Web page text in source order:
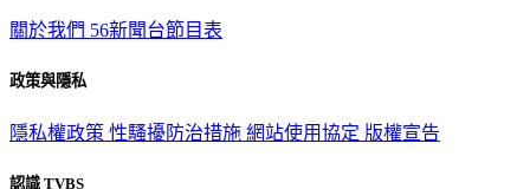
關於我們 56新聞台節目表
政策與隱私
隱私權政策 性騷擾防治措施 網站使用協定 版權宣告
認識 TVBS